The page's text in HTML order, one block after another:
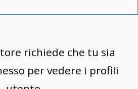
richiede che tu sia
per vedere i profili